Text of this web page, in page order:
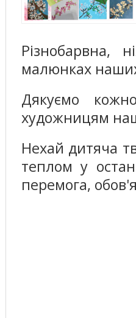
Різнобарвна,
малюнках
Дякуємо
художницям
Нехай дитяча
теплом у
перемога,